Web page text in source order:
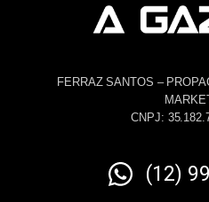
FERRAZ SANTOS –
CNPJ:
(12)